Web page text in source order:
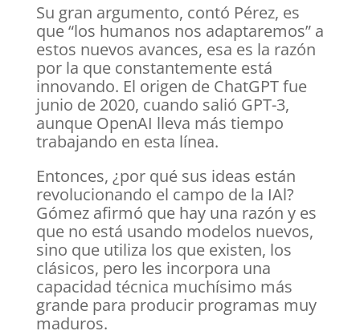
Su gran argumento, contó Pérez, es
que “los humanos nos adaptaremos” a
estos nuevos avances, esa es la razón
por la que constantemente está
innovando. El origen de ChatGPT fue
junio de 2020, cuando salió GPT-3,
aunque OpenAI lleva más tiempo
trabajando en esta línea.
Entonces, ¿por qué sus ideas están
revolucionando el campo de la IAl?
Gómez afirmó que hay una razón y es
que no está usando modelos nuevos,
sino que utiliza los que existen, los
clásicos, pero les incorpora una
capacidad técnica muchísimo más
grande para producir programas muy
maduros.